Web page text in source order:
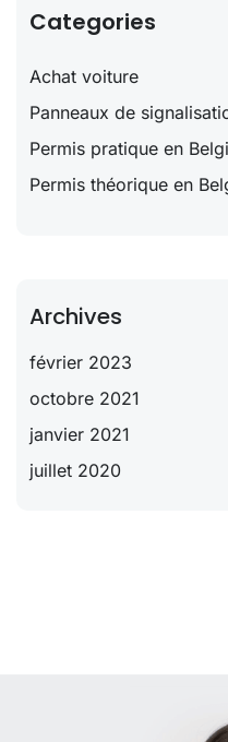
Categories
Achat voiture
Panneaux de
Permis pratique en
Permis théorique en
Archives
février 2023
octobre 2021
janvier 2021
juillet 2020